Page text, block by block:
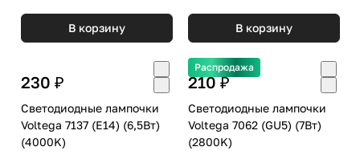
В корзину В корзину
230 ₽
Светодиодные лампочки
Voltega 7137 (E14) (6,5Вт)
(4000K)
Распродажа
210 ₽
Светодиодные лампочки
Voltega 7062 (GU5) (7Вт)
(2800K)